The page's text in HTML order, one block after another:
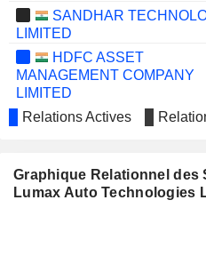
SANDHAR
LIMITED
HDFC ASSET
MANAGEMENT COMPANY
LIMITED
KPIT TECHNOLOGIES
Relations Actives
Graphique Relationnel des
Lumax Auto Technologies